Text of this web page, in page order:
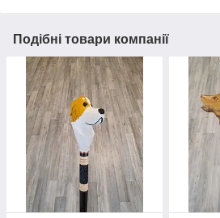
Подібні товари компанії